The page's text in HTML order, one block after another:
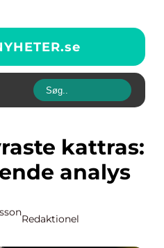
se
analys
Redaktionel